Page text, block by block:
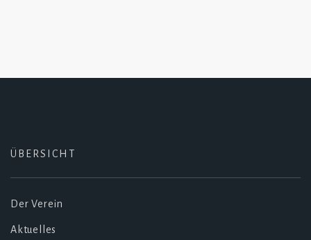
ÜBERSICHT
Der Verein
Aktuelles